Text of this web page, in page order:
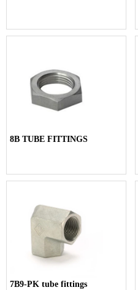
8B TUBE FITTINGS
7B9-PK tube fittings